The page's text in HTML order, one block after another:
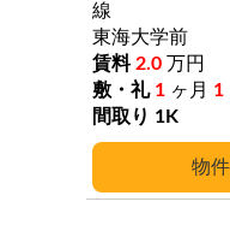
線
東海大学前
2.0 万円
1 ヶ月 1
1K